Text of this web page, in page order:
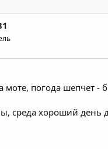
и
моте, погода шепчет -
среда хороший день